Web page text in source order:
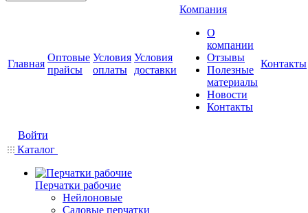
Главная
Оптовые
прайсы
Условия
оплаты
Условия
доставки
Компания
О
компании
Отзывы
Полезные
материалы
Новости
Контакты
Контакты
Войти
Каталог
Перчатки рабочие
Нейлоновые
Садовые перчатки